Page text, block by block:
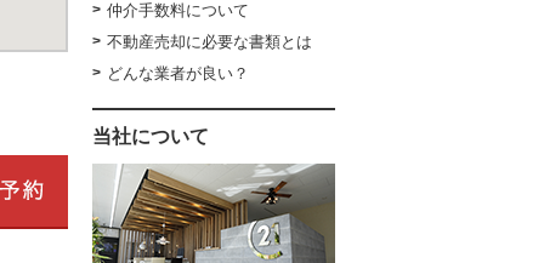
仲介手数料について
不動産売却に必要な書類とは
どんな業者が良い？
当社について